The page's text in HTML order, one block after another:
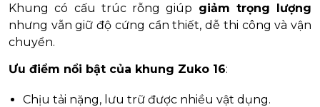
Khung có cấu trúc rỗng giúp giảm trọng lượng
nhưng vẫn giữ độ cứng cần thiết, dễ thi công và vận
chuyển.
Ưu điểm nổi bật của khung Zuko 16:
Chịu tải nặng, lưu trữ được nhiều vật dụng.